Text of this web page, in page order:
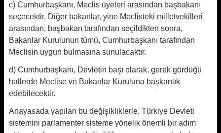
c) Cumhurbaşkanı, Meclis üyeleri arasından başbakanı
seçecektir. Diğer bakanlar, yine Meclisteki milletvekilleri
arasından, başbakan tarafından seçildikten sonra,
Bakanlar Kurulunun tümü, Cumhurbaşkanı tarafından
Meclisin uygun bulmasına sunulacaktır.
d) Cumhurbaşkanı, Devletin başı olarak, gerek gördüğü
hallerde Meclise ve Bakanlar Kuruluna başkanlık
edebilecektir.
Anayasada yapılan bu değişikliklerle, Türkiye Devleti
sistemini parlamenter sisteme yönelik önemli bir adım